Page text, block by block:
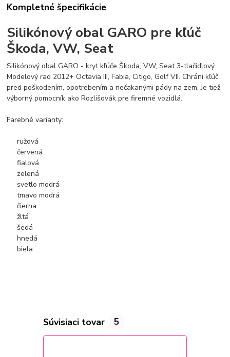
Kompletné špecifikácie
Silikónový obal GARO pre kľúč
Škoda, VW, Seat
Silikónový obal GARO - kryt kľúče Škoda, VW, Seat 3-tlačidlový.
Modelový rad 2012+ Octavia III, Fabia, Citigo, Golf VII. Chráni kľúč
pred poškodením, opotrebením a nečakanými pády na zem. Je tiež
výborný pomocník ako Rozlišovák pre firemné vozidlá.
Farebné varianty:
ružová
červená
fialová
zelená
svetlo modrá
tmavo modrá
čierna
žltá
šedá
hnedá
biela
Súvisiaci tovar 5